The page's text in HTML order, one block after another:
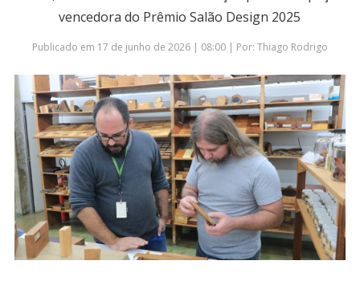
vencedora do Prêmio Salão Design 2025
Publicado em 17 de junho de 2026 | 08:00 | Por: Thiago Rodrigo